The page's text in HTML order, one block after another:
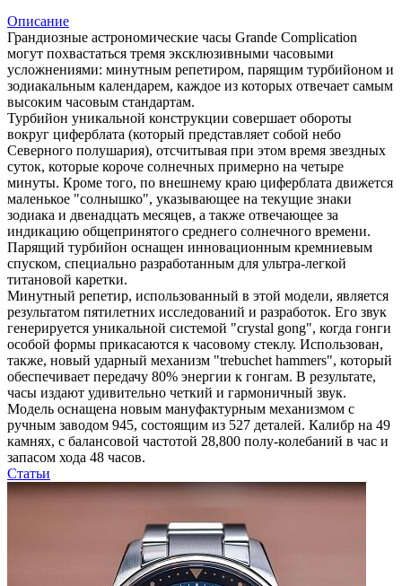
Описание
Грандиозные астрономические часы Grande Complication
могут похвастаться тремя эксклюзивными часовыми
усложнениями: минутным репетиром, парящим турбийоном и
зодиакальным календарем, каждое из которых отвечает самым
высоким часовым стандартам.
Турбийон уникальной конструкции совершает обороты
вокруг циферблата (который представляет собой небо
Северного полушария), отсчитывая при этом время звездных
суток, которые короче солнечных примерно на четыре
минуты. Кроме того, по внешнему краю циферблата движется
маленькое "солнышко", указывающее на текущие знаки
зодиака и двенадцать месяцев, а также отвечающее за
индикацию общепринятого среднего солнечного времени.
Парящий турбийон оснащен инновационным кремниевым
спуском, специально разработанным для ультра-легкой
титановой каретки.
Минутный репетир, использованный в этой модели, является
результатом пятилетних исследований и разработок. Его звук
генерируется уникальной системой "crystal gong", когда гонги
особой формы прикасаются к часовому стеклу. Использован,
также, новый ударный механизм "trebuchet hammers", который
обеспечивает передачу 80% энергии к гонгам. В результате,
часы издают удивительно четкий и гармоничный звук.
Модель оснащена новым мануфактурным механизмом с
ручным заводом 945, состоящим из 527 деталей. Калибр на 49
камнях, с балансовой частотой 28,800 полу-колебаний в час и
запасом хода 48 часов.
Статьи